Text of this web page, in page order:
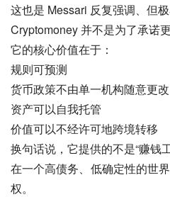
这也是 Messari 反复强调、但极
Cryptomoney 并不是为了承诺
它的核心价值在于：
规则可预测
货币政策不由单一机构随意更改
资产可以自我托管
价值可以不经许可地跨境转移
换句话说，它提供的不是“赚钱
在一个高债务、低确定性的世
权。